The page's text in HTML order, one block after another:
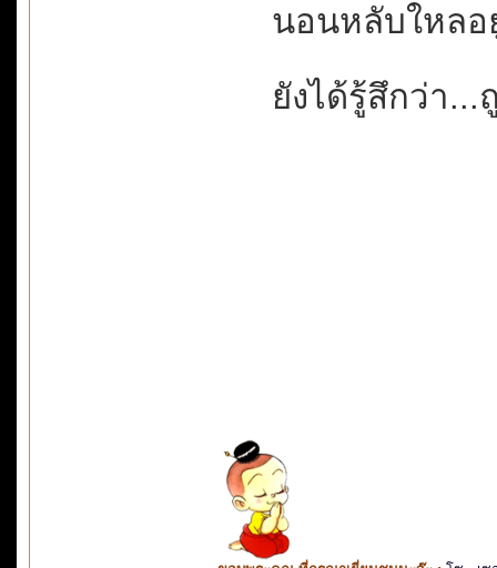
นอนหลับใหลอ
ยังได้รู้สึกว่า